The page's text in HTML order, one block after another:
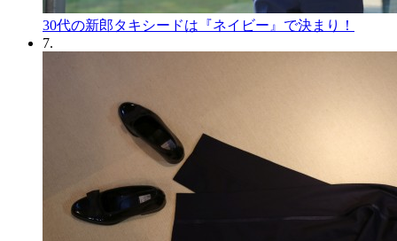
30代の新郎タキシードは『ネイビー』で決まり！
7.